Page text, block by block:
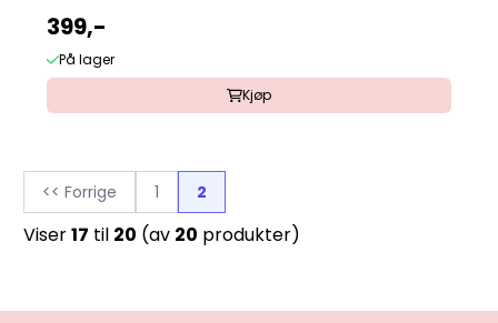
399,-
På lager
Kjøp
<< Forrige 1 2
Viser17 til 20 (av 20 produkter)